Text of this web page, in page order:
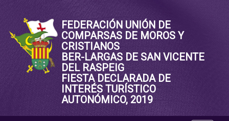
FEDERACIÓN UNIÓN DE
COMPARSAS DE MOROS Y
CRISTIANOS
BER-LARGAS DE SAN VICENTE
DEL RASPEIG
FIESTA DECLARADA DE
INTERÉS TURÍSTICO
AUTONÓMICO, 2019